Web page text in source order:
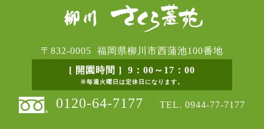
〒832-0005 福岡県柳川市西蒲池100番地
[ 開園時間 ] 9：00～17：00
※毎週火曜日は定休日になります。
0120-64-7177 TEL.0944-77-7177